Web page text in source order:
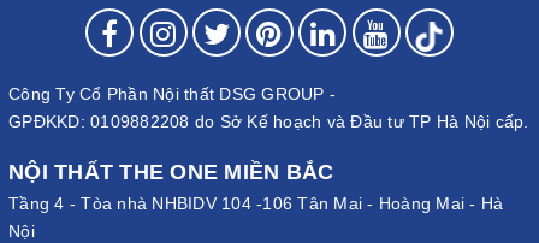
Công Ty Cổ Phần Nội thất DSG GROUP -
GPĐKKD: 0109882208 do Sở Kế hoạch và Đầu tư TP Hà Nội cấp.
NỘI THẤT THE ONE MIỀN BẮC
Tầng 4 - Tòa nhà NHBIDV 104 -106 Tân Mai - Hoàng Mai - Hà
Nội